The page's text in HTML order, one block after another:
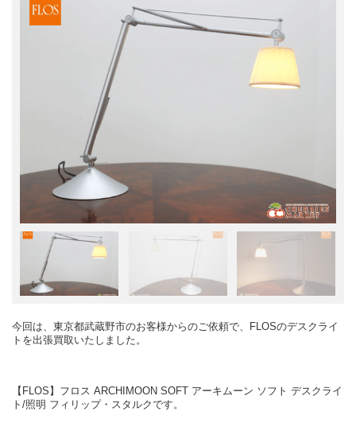
今回は、東京都武蔵野市のお客様からのご依頼で、FLOSのデスクライ
トを出張買取いたしました。
【FLOS】フロス ARCHIMOON SOFT アーキムーン ソフト デスクライ
ト/照明 フィリップ・スタルクです。